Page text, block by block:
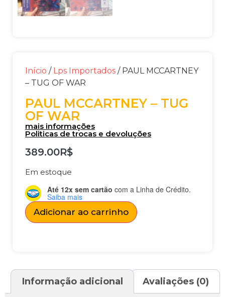
Início / Lps Importados / PAUL MCCARTNEY
– TUG OF WAR
PAUL MCCARTNEY – TUG
OF WAR
mais informações
Politicas de trocas e devoluções
389.00R$
Em estoque
Até 12x sem cartão com a Linha de Crédito.
Saiba mais
Adicionar ao carrinho
Informação adicional Avaliações (0)